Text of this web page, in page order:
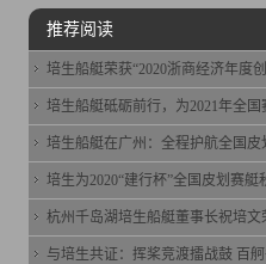
推荐阅读
培生船艇荣获“2020浙商经济年度
培生船艇砥砺前行，为2021年全国
培生船艇在广州：全程护航全国皮
培生为2020“建行杯”全国皮划赛艇
杭州千岛湖培生船艇董事长祝培文
与培生共证：挥桨竞渡擂战鼓 百